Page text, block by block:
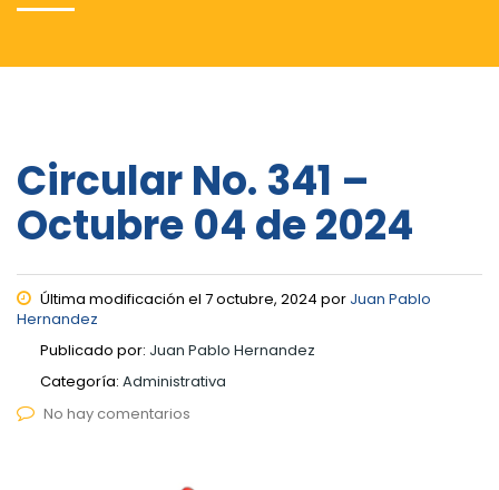
Circular No. 341 –
Octubre 04 de 2024
Última modificación el 7 octubre, 2024 por Juan Pablo
Hernandez
Publicado por: Juan Pablo Hernandez
Categoría: Administrativa
No hay comentarios